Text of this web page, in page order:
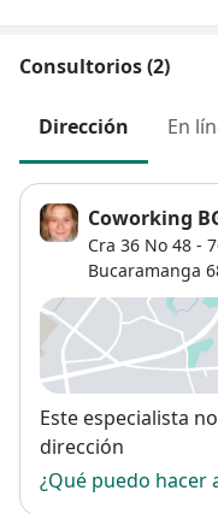
Consultorios (2)
Dirección En
Coworking
Cra 36 No 48 -
Bucaramanga
Disponibilidad
Este especialista
dirección
¿Qué puedo hacer